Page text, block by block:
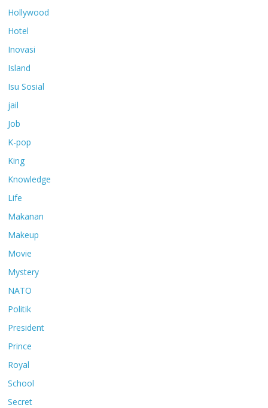
Hollywood
Hotel
Inovasi
Island
Isu Sosial
jail
Job
K-pop
King
Knowledge
Life
Makanan
Makeup
Movie
Mystery
NATO
Politik
President
Prince
Royal
School
Secret